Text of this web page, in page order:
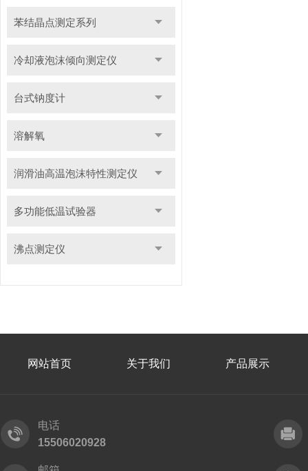
苯结晶点测定系列
冷却液泡沫倾向测定仪
台式钠度计
溶解氧
润滑油高温泡沫特性测定仪
多功能低温试验器
沸点测定仪
网站首页 关于我们 产品展示
电话
15506020928